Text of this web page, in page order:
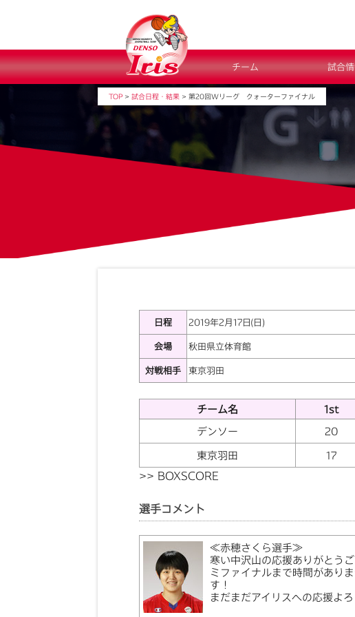
チーム 試合
TOP > 試合日程・結果 > 第20回Wリーグ クォーターファイナル
日程
2019年2月17日(日)
会場
秋田県立体育館
対戦相手
東京羽田
チーム名 1st
デンソー
20
東京羽田
17
>> BOXSCORE
選手コメント
≪赤穂さくら選手≫
寒い中沢山の応援ありがとう
ミファイナルまで時間があり
す！
まだまだアイリスへの応援よ